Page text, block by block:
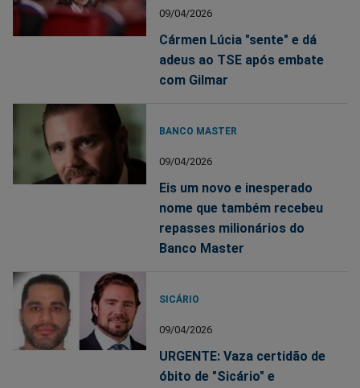
09/04/2026
Cármen Lúcia "sente" e dá
adeus ao TSE após embate
com Gilmar
BANCO MASTER
09/04/2026
Eis um novo e inesperado
nome que também recebeu
repasses milionários do
Banco Master
SICÁRIO
09/04/2026
URGENTE: Vaza certidão de
óbito de "Sicário" e